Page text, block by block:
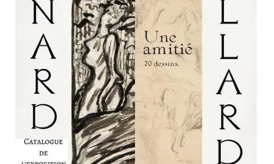
SERVICES
CRÉER SON CATALOGUE RAISONNÉ
ABONNEMENTS DÉDIÉS AUX GALERISTES
CRÉER SON SITE ARTISTE
CRÉER SON CATALOGUE D'EXPO
PUBLIER SES EXPOSITIONS